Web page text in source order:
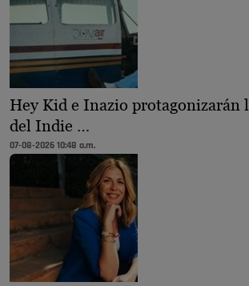
Hey Kid e Inazio protagonizarán
del Indie …
07-08-2026 10:48 a.m.